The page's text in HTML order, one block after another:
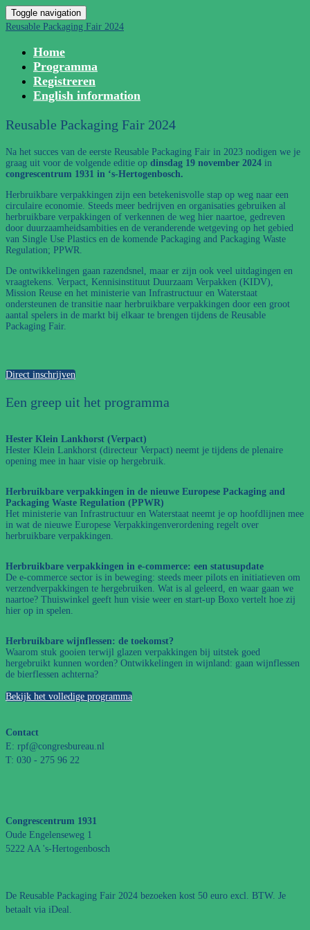
Toggle navigation
Reusable Packaging Fair 2024
Home
Programma
Registreren
English information
Reusable Packaging Fair 2024
Na het succes van de eerste Reusable Packaging Fair in 2023 nodigen we je
graag uit voor de volgende editie op dinsdag 19 november 2024 in
congrescentrum 1931 in ‘s-Hertogenbosch.
Herbruikbare verpakkingen zijn een betekenisvolle stap op weg naar een
circulaire economie. Steeds meer bedrijven en organisaties gebruiken al
herbruikbare verpakkingen of verkennen de weg hier naartoe, gedreven
door duurzaamheidsambities en de veranderende wetgeving op het gebied
van Single Use Plastics en de komende Packaging and Packaging Waste
Regulation; PPWR.
De ontwikkelingen gaan razendsnel, maar er zijn ook veel uitdagingen en
vraagtekens. Verpact, Kennisinstituut Duurzaam Verpakken (KIDV),
Mission Reuse en het ministerie van Infrastructuur en Waterstaat
ondersteunen de transitie naar herbruikbare verpakkingen door een groot
aantal spelers in de markt bij elkaar te brengen tijdens de Reusable
Packaging Fair.
Direct inschrijven
Een greep uit het programma
Hester Klein Lankhorst (Verpact)
Hester Klein Lankhorst (directeur Verpact) neemt je tijdens de plenaire
opening mee in haar visie op hergebruik.
Herbruikbare verpakkingen in de nieuwe Europese Packaging and
Packaging Waste Regulation (PPWR)
Het ministerie van Infrastructuur en Waterstaat neemt je op hoofdlijnen mee
in wat de nieuwe Europese Verpakkingenverordening regelt over
herbruikbare verpakkingen.
Herbruikbare verpakkingen in e-commerce: een statusupdate
De e-commerce sector is in beweging: steeds meer pilots en initiatieven om
verzendverpakkingen te hergebruiken. Wat is al geleerd, en waar gaan we
naartoe? Thuiswinkel geeft hun visie weer en start-up Boxo vertelt hoe zij
hier op in spelen.
Herbruikbare wijnflessen: de toekomst?
Waarom stuk gooien terwijl glazen verpakkingen bij uitstek goed
hergebruikt kunnen worden? Ontwikkelingen in wijnland: gaan wijnflessen
de bierflessen achterna?
Bekijk het volledige programma
Contact
E: rpf@congresbureau.nl
T: 030 - 275 96 22
Congrescentrum 1931
Oude Engelenseweg 1
5222 AA 's-Hertogenbosch
De Reusable Packaging Fair 2024 bezoeken kost 50 euro excl. BTW. Je
betaalt via iDeal.